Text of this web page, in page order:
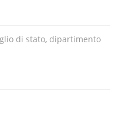
di stato, dipartimento